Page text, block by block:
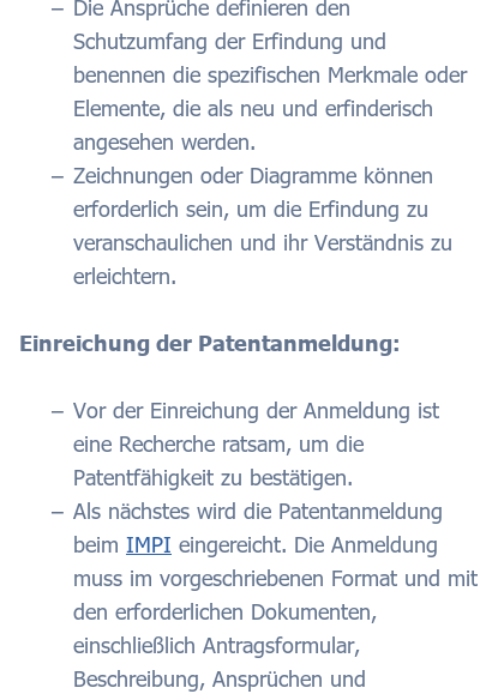
Die Ansprüche definieren den
Schutzumfang der Erfindung und
benennen die spezifischen Merkmale oder
Elemente, die als neu und erfinderisch
angesehen werden.
Zeichnungen oder Diagramme können
erforderlich sein, um die Erfindung zu
veranschaulichen und ihr Verständnis zu
erleichtern.
Einreichung der Patentanmeldung:
Vor der Einreichung der Anmeldung ist
eine Recherche ratsam, um die
Patentfähigkeit zu bestätigen.
Als nächstes wird die Patentanmeldung
beim IMPI eingereicht. Die Anmeldung
muss im vorgeschriebenen Format und mit
den erforderlichen Dokumenten,
einschließlich Antragsformular,
Beschreibung, Ansprüchen und